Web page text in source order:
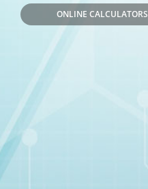
ONLINE CALCULATORS